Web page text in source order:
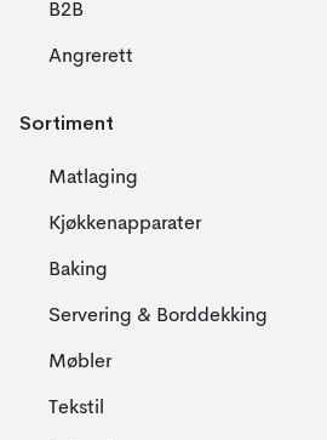
B2B
Angrerett
Sortiment
Matlaging
Kjøkkenapparater
Baking
Servering & Borddekking
Møbler
Tekstil